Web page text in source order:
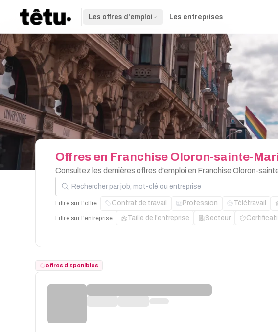
Les offres d'emploi Les entreprises
Offres en Franchise Oloron-sainte-
Consultez les dernières offres d'emploi en Franchise Oloron-
Rechercher par job, mot-clé ou entreprise
Filtre sur l'offre : Contrat de travail Profession Télétravail
Filtre sur l'entreprise : Taille de l'entreprise Secteur
offres disponibles